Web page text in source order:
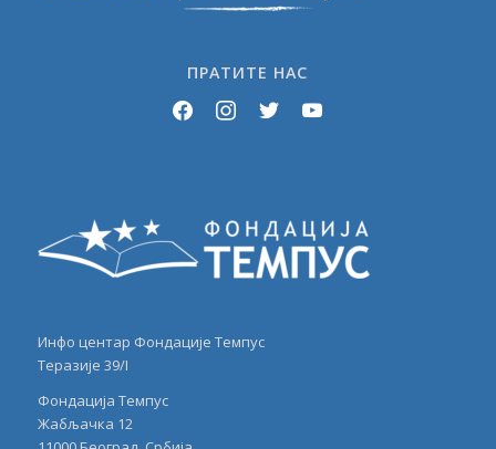
ПРАТИТЕ НАС
facebookinstagramtwitteryoutube
Инфо центар Фондације Темпус
Теразије 39/I
Фондација Темпус
Жабљачка 12